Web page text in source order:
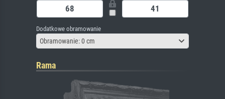
Dodatkowe obramowanie
Obramowanie: 0 cm
Rama